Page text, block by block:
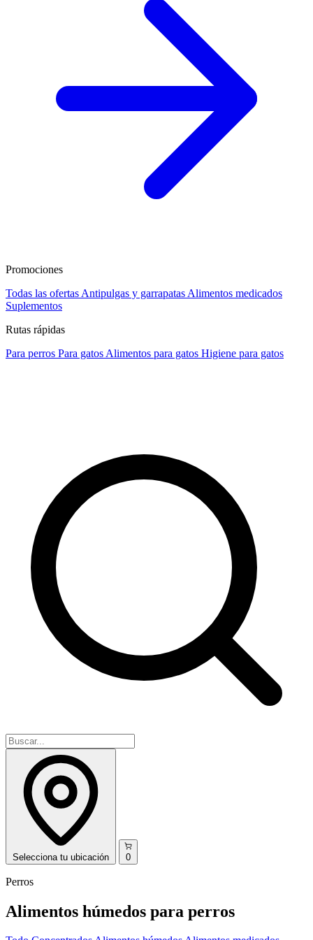
Promociones
Todas las ofertas Antipulgas y garrapatas Alimentos medicados
Suplementos
Rutas rápidas
Para perros Para gatos Alimentos para gatos Higiene para gatos
Selecciona tu ubicación 0
Perros
Alimentos húmedos para perros